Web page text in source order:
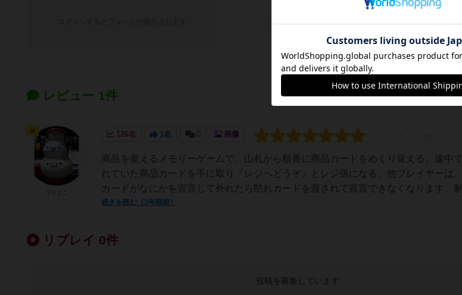
レビュー 1件
126名 1名 0 画像
商品を覚えるメモリーゲームで、山札から順番に商品カードをめくり覚える。途中
れていた商品カードを手に取り『レジへどうぞ』とレジ係になる。他プレイヤーは
カードがなにかを宣言して外れたら黙れカードを渡されて宣言できなくなります。
続きを読む（3年弱前）
リプレイ 0件
投稿を募集しています